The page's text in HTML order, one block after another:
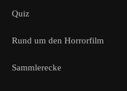
Quiz
Rund um den Horrorfilm
Sammlerecke